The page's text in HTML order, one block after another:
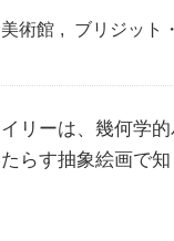
術館 , ブリジット
リーは、幾何学
らす抽象絵画で